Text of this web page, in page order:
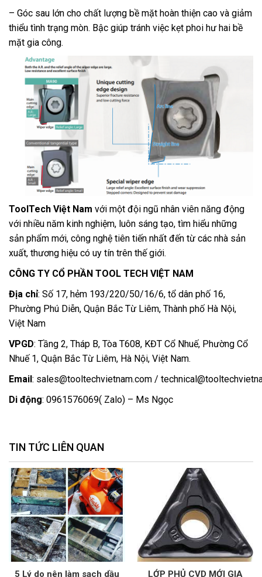
– Góc sau lớn cho chất lượng bề mặt hoàn thiện cao và giảm
thiểu tình trạng mòn. Bậc giúp tránh việc kẹt phoi hư hai bề
mặt gia công.
ToolTech Việt Nam với một đội ngũ nhân viên năng động
với nhiều năm kinh nghiệm, luôn sáng tạo, tìm hiểu những
sản phẩm mới, công nghệ tiên tiến nhất đến từ các nhà sản
xuất, thương hiệu có uy tín trên thế giới.
CÔNG TY CỔ PHẦN TOOL TECH VIỆT NAM
Địa chỉ: Số 17, hẻm 193/220/50/16/6, tổ dân phố 16,
Phường Phú Diễn, Quận Bắc Từ Liêm, Thành phố Hà Nội,
Việt Nam
VPGD: Tầng 2, Tháp B, Tòa T608, KĐT Cổ Nhuế, Phường Cổ
Nhuế 1, Quận Bắc Từ Liêm, Hà Nội, Việt Nam.
Email: sales@tooltechvietnam.com /
Di động: 0961576069( Zalo) – Ms Ngọc
TIN TỨC LIÊN QUAN
5 Lý do nên làm sạch dầu
LỚP PHỦ CVD MỚI GIA